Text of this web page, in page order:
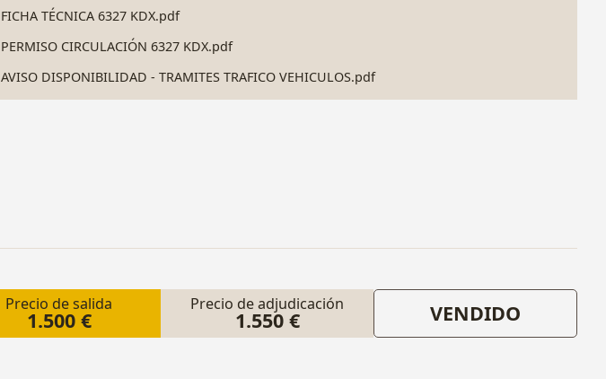
FICHA TÉCNICA 6327 KDX.pdf
PERMISO CIRCULACIÓN 6327 KDX.pdf
AVISO DISPONIBILIDAD - TRAMITES TRAFICO VEHICULOS.pdf
Precio de salida
1.500 €
Precio de adjudicación
1.550 € VENDIDO